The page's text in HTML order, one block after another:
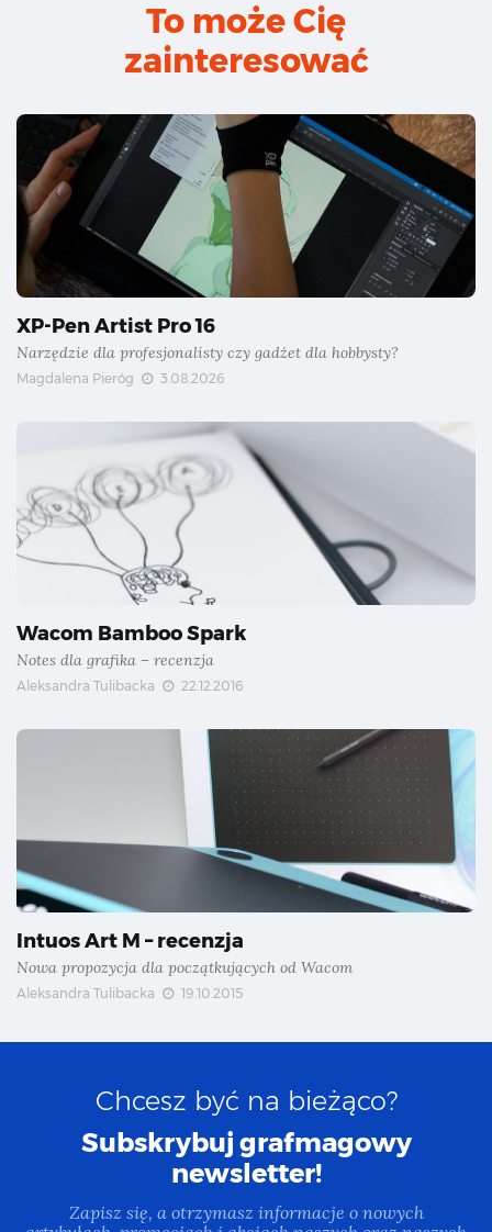
To może Cię
zainteresować
XP-Pen Artist Pro 16
Narzędzie dla profesjonalisty czy gadżet dla hobbysty?
Magdalena Pieróg 3.08.2026
Wacom Bamboo Spark
Notes dla grafika – recenzja
Aleksandra Tulibacka 22.12.2016
Intuos Art M – recenzja
Nowa propozycja dla początkujących od Wacom
Aleksandra Tulibacka 19.10.2015
Chcesz być na bieżąco?
Subskrybuj grafmagowy
newsletter!
Zapisz się, a otrzymasz informacje o nowych